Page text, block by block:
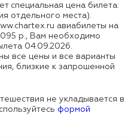
специальная цена билета:
отдельного места).
авиабилеты на
р., Вам необходимо
04.09.2026.
все цены и все варианты
близкие к запрошенной
не укладывается в
формой